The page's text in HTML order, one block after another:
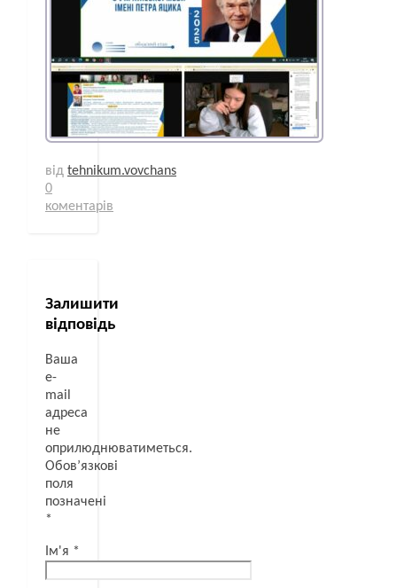
від tehnikum.vovchans
0
коментарів
Залишити
відповідь
Ваша
e-
mail
адреса
не
оприлюднюватиметься.
Обов’язкові
поля
позначені
*
Ім'я *